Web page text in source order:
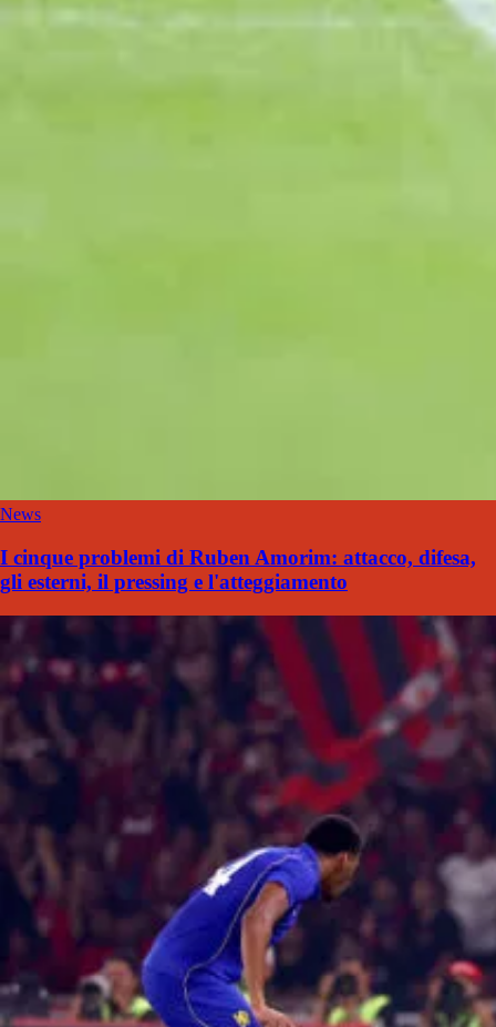
News
I cinque problemi di Ruben Amorim: attacco, difesa,
gli esterni, il pressing e l'atteggiamento